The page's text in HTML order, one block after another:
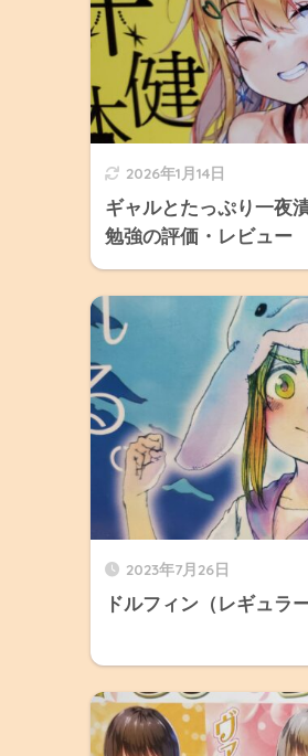
2026年1月14日
ギャルとたっぷり一夜
勉強の評価・レビュー
2023年7月26日
ドルフィン（レギュラ